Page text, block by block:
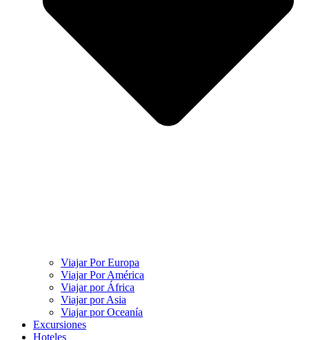
Viajar Por Europa
Viajar Por América
Viajar por África
Viajar por Asia
Viajar por Oceanía
Excursiones
Hoteles